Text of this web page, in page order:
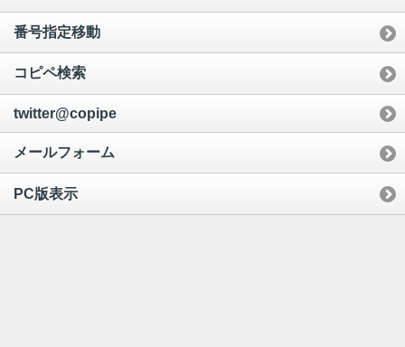
番号指定移動
コピペ検索
twitter@copipe
メールフォーム
PC版表示